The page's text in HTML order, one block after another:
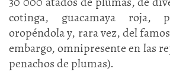
cotinga, guacamaya roja,
oropéndola y, rara vez, del
embargo, omnipresente en las
penachos de plumas).